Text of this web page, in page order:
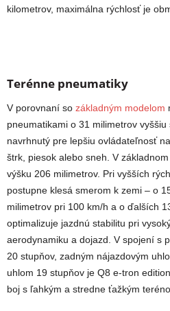
kilometrov, maximálna rýchlosť je
Terénne pneumatiky
V porovnaní so základným modelom
pneumatikami o 31 milimetrov
navrhnutý pre lepšiu ovládateľnosť
štrk, piesok alebo sneh. V
výšku 206 milimetrov. Pri vyšších
postupne klesá smerom k zemi – o
milimetrov pri 100 km/h a o ďalších
optimalizuje jazdnú stabilitu pri
aerodynamiku a dojazd. V spojení s
20 stupňov, zadným nájazdovým
uhlom 19 stupňov je Q8 e-tron
boj s ľahkým a stredne ťažkým